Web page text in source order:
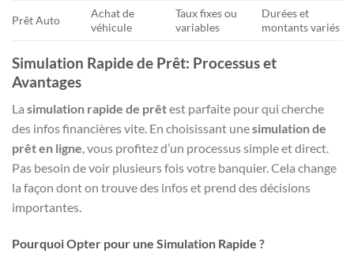
Prêt Auto
Achat de
véhicule
Taux fixes ou
variables
Durées et
montants variés
Simulation Rapide de Prêt: Processus et
Avantages
La simulation rapide de prêtest parfaite pour qui cherche
des infos financières vite. En choisissant unesimulation de
prêt en ligne, vous profitez d’un processus simple et direct.
Pas besoin de voir plusieurs fois votre banquier. Cela change
la façon dont on trouve des infos et prend des décisions
importantes.
Pourquoi Opter pour une Simulation Rapide ?